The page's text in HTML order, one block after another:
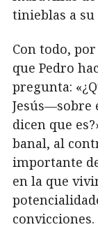
tinieblas a su
Con todo,
que Pedro
pregunta:
Jesús—sobre
dicen que
banal, al
importante
en la que
convicciones.